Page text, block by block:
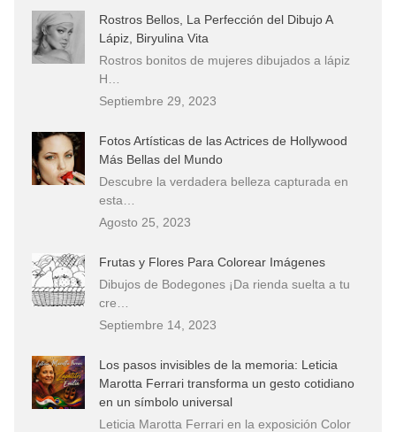
Rostros Bellos, La Perfección del Dibujo A
Lápiz, Biryulina Vita
Rostros bonitos de mujeres dibujados a lápiz
H…
Septiembre 29, 2023
Fotos Artísticas de las Actrices de Hollywood
Más Bellas del Mundo
Descubre la verdadera belleza capturada en
esta…
Agosto 25, 2023
Frutas y Flores Para Colorear Imágenes
Dibujos de Bodegones ¡Da rienda suelta a tu
cre…
Septiembre 14, 2023
Los pasos invisibles de la memoria: Leticia
Marotta Ferrari transforma un gesto cotidiano
en un símbolo universal
Leticia Marotta Ferrari en la exposición Color